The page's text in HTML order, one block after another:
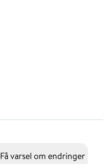
Få varsel om endringer